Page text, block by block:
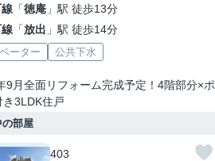
「徳庵」駅 徒歩13分
「放出 」駅 徒歩14分
ーター 公共下水
9月全面リフォーム完成予定！4階部分×ポ
き3LDK住戸
部屋
403